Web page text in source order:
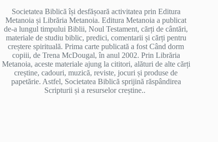
Societatea Biblică își desfășoară activitatea prin Editura
Metanoia și Librăria Metanoia. Editura Metanoia a publicat
de-a lungul timpului Biblii, Noul Testament, cărți de cântări,
materiale de studiu biblic, predici, comentarii și cărți pentru
creștere spirituală. Prima carte publicată a fost Când dorm
copiii, de Trena McDougal, în anul 2002. Prin Librăria
Metanoia, aceste materiale ajung la cititori, alături de alte cărți
creștine, cadouri, muzică, reviste, jocuri și produse de
papetărie. Astfel, Societatea Biblică sprijină răspândirea
Scripturii și a resurselor creștine..